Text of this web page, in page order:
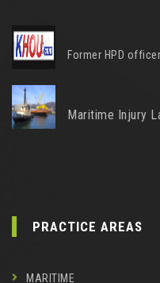
Former HPD
Maritime Injury
PRACTICE AREAS
MARITIME